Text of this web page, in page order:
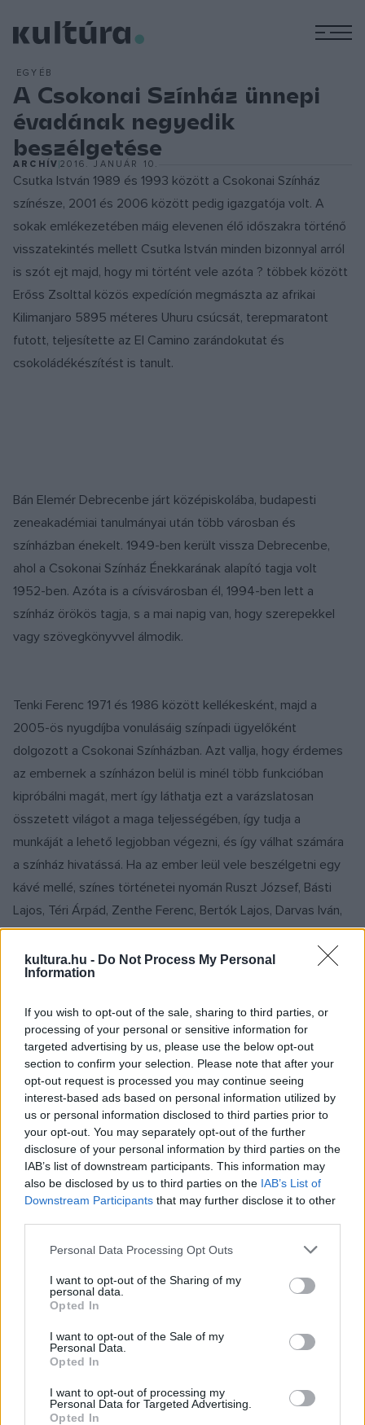
kultura.hu - Do Not Process My Personal
Information
If you wish to opt-out of the sale, sharing to third parties, or
processing of your personal or sensitive information for
targeted advertising by us, please use the below opt-out
section to confirm your selection. Please note that after your
opt-out request is processed you may continue seeing
interest-based ads based on personal information utilized by
us or personal information disclosed to third parties prior to
your opt-out. You may separately opt-out of the further
disclosure of your personal information by third parties on the
IAB’s list of downstream participants. This information may
also be disclosed by us to third parties on the IAB’s List of
Downstream Participants that may further disclose it to other
Please note that this website/app uses one or more Google
not limited to your visit or usage behaviour. You may click to
grant or deny consent to Google and its third-party tags to
use your data for below specified purposes in below Google
consent section.
Personal Data Processing Opt Outs
I want to opt-out of the Sharing of my
personal data.
Opted In
I want to opt-out of the Sale of my
Personal Data.
Opted In
I want to opt-out of processing my
Personal Data for Targeted Advertising.
Opted In
EGYÉB
A Csokonai Színház ünnepi
évadának negyedik
beszélgetése
ARCHÍV2016. JANUÁR 10.
Csutka István 1989 és 1993 között a Csokonai Színház
színésze, 2001 és 2006 között pedig igazgatója volt. A
sokak emlékezetében máig elevenen élő időszakra történő
visszatekintés mellett Csutka István minden bizonnyal arról
is szót ejt majd, hogy mi történt vele azóta ? többek között
Erőss Zsolttal közös expedíción megmászta az afrikai
Kilimanjaro 5895 méteres Uhuru csúcsát, terepmaratont
futott, teljesítette az El Camino zarándokutat és
csokoládékészítést is tanult.
Bán Elemér Debrecenbe járt középiskolába, budapesti
zeneakadémiai tanulmányai után több városban és
színházban énekelt. 1949-ben került vissza Debrecenbe,
ahol a Csokonai Színház Énekkarának alapító tagja volt
1952-ben. Azóta is a cívisvárosban él, 1994-ben lett a
színház örökös tagja, s a mai napig van, hogy szerepekkel
vagy szövegkönyvvel álmodik.
Tenki Ferenc 1971 és 1986 között kellékesként, majd a
2005-ös nyugdíjba vonulásáig színpadi ügyelőként
dolgozott a Csokonai Színházban. Azt vallja, hogy érdemes
az embernek a színházon belül is minél több funkcióban
kipróbálni magát, mert így láthatja ezt a varázslatosan
összetett világot a maga teljességében, így tudja a
munkáját a lehető legjobban végezni, és így válhat számára
a színház hivatássá. Ha az ember leül vele beszélgetni egy
kávé mellé, színes történetei nyomán Ruszt József, Básti
Lajos, Téri Árpád, Zenthe Ferenc, Bertók Lajos, Darvas Iván,
Gerbár Tibor, Reviczky Gábor, Sárközy Zoltán és sokan
mások is teljes emberi nagyságukban megelevenednek. Az
est folyamán Tenki Ferenc amatőr filmetűdjeiből és
Az emlékeket felsorakoztató beszélgetést szokásunkhoz
híven ritkán ? vagy tán még sosem ? látott fotókkal és
mozgókép bejátszásokkal illusztráljuk, és néhány színészi
megszólalással színesítjük. Nemcsak a Csokonai Színházban
eltöltött évek meghatározó élményeiről esik majd szó,
hanem a három meghívott egymáshoz fűződő barátságának
gyökeréről is. Csutka István a debreceni közönség kedvéért
újra énekelni és táncolni fog, és a mostani társulat is zenés
meglepetéssel készül kedves vendégeinek.
Az est második felében annak az egyedi hangú
történetmesélésnek lehetünk szem- és fültanúi, melynek
technikáját és hatásmechanizmusát Csutka István évek óta